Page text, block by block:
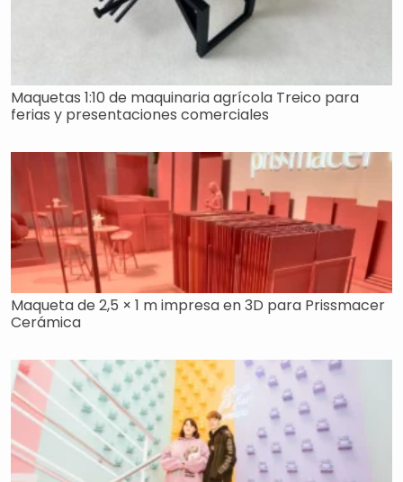
Maquetas 1:10 de maquinaria agrícola Treico para
ferias y presentaciones comerciales
Maqueta de 2,5 × 1 m impresa en 3D para Prissmacer
Cerámica